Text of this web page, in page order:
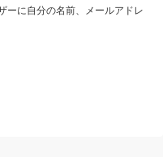
ーに自分の名前、メールアドレ